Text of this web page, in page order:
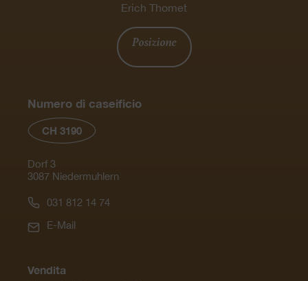
Erich Thomet
Posizione
Numero di caseificio
CH 3190
Dorf 3
3087 Niedermuhlern
031 812 14 74
E-Mail
Vendita